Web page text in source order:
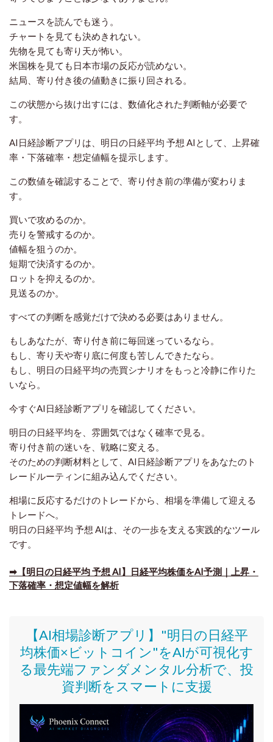
ニュースを読んでも迷う。
チャートを見ても決めきれない。
先物を見ても寄り天が怖い。
米国株を見ても日本市場の反応が読めない。
結局、寄り付き後の値動きに振り回される。
この状態から抜け出すには、数値化された判断軸が必要で
す。
AI日経診断アプリは、明日の日経平均 予想 AIとして、上昇確
率・下落確率・想定値幅を提示します。
この数値を確認することで、寄り付き前の準備が変わりま
す。
買いで攻めるのか。
売りを警戒するのか。
値幅を狙うのか。
短期で決済するのか。
ロットを抑えるのか。
見送るのか。
すべての判断を感覚だけで決める必要はありません。
もしあなたが、寄り付き前に毎回迷っているなら。
もし、寄り天や寄り底に何度も苦しんできたなら。
もし、明日の日経平均の売買シナリオをもっと冷静に作りた
いなら。
今すぐAI日経診断アプリを確認してください。
明日の日経平均を、雰囲気ではなく確率で見る。
寄り付き前の迷いを、戦略に変える。
そのための判断材料として、AI日経診断アプリをあなたのト
レードルーティンに組み込んでください。
相場に反応するだけのトレードから、相場を準備して迎える
トレードへ。
明日の日経平均 予想 AIは、その一歩を支える実践的なツール
です。
➡​【明日の日経平均 予想 AI】日経平均株価をAI予測｜上昇・
下落確率・想定値幅を解析
【AI相場診断アプリ】"明日の日経平
均株価×ビットコイン"をAIが可視化す
る最先端ファンダメンタル分析で、投
資判断をスマートに支援